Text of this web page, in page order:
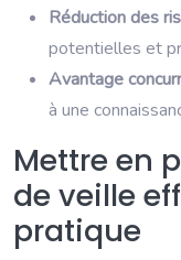
Réduction des
potentielles et
Avantage
à une
Mettre en
de veille
pratique